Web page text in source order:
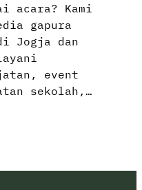
acara? Kami
gapura
Jogja dan
event
sekolah,…